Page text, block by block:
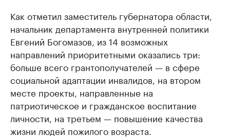
Как отметил заместитель губернатора области,
начальник департамента внутренней политики
Евгений Богомазов, из 14 возможных
направлений приоритетными оказались три:
больше всего грантополучателей — в сфере
социальной адаптации инвалидов, на втором
месте проекты, направленные на
патриотическое и гражданское воспитание
личности, на третьем — повышение качества
жизни людей пожилого возраста.